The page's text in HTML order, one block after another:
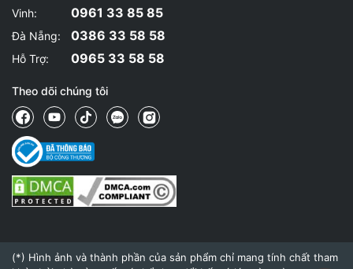
Vinh: 0961 33 85 85
Đà Nẵng: 0386 33 58 58
Hỗ Trợ: 0965 33 58 58
Theo dõi chúng tôi
(*) Hình ảnh và thành phần của sản phẩm chỉ mang tính chất tham